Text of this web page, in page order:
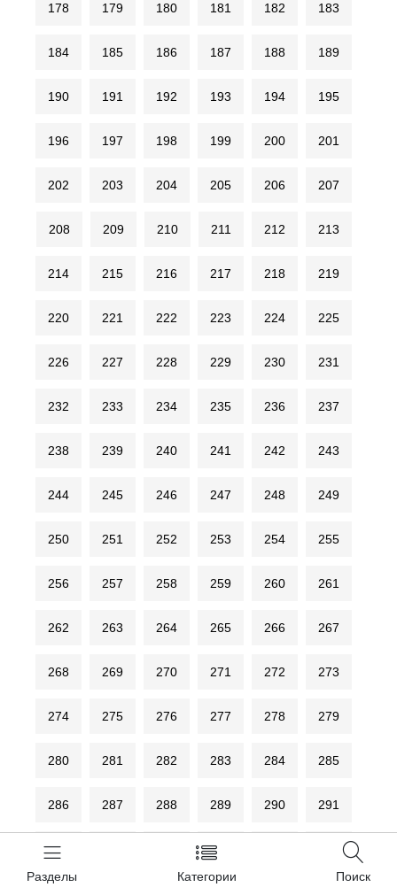
Разделы Категории Поиск
178 179 180 181 182 183
184 185 186 187 188 189
190 191 192 193 194 195
196 197 198 199 200 201
202 203 204 205 206 207
208 209 210 211 212 213
214 215 216 217 218 219
220 221 222 223 224 225
226 227 228 229 230 231
232 233 234 235 236 237
238 239 240 241 242 243
244 245 246 247 248 249
250 251 252 253 254 255
256 257 258 259 260 261
262 263 264 265 266 267
268 269 270 271 272 273
274 275 276 277 278 279
280 281 282 283 284 285
286 287 288 289 290 291
292 295